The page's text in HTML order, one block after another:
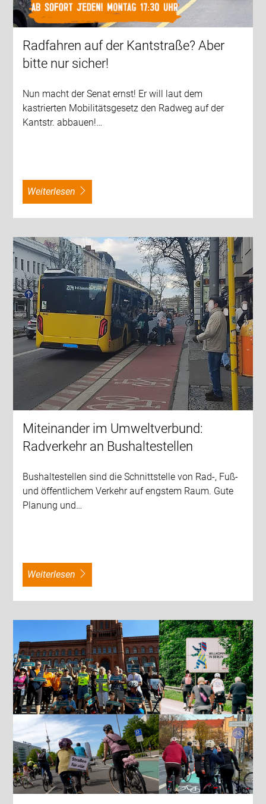
Radfahren auf der Kantstraße? Aber
bitte nur sicher!
Nun macht der Senat ernst! Er will laut dem
kastrierten Mobilitätsgesetz den Radweg auf der
Kantstr. abbauen!…
weiterlesen
Miteinander im Umweltverbund:
Radverkehr an Bushaltestellen
Bushaltestellen sind die Schnittstelle von Rad-, Fuß-
und öffentlichem Verkehr auf engstem Raum. Gute
Planung und…
weiterlesen